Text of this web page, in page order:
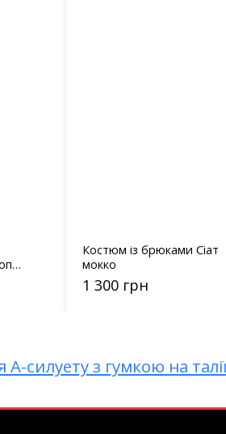
Сіат
Ромпер Соло чорний
990 грн
силуету з гумкою на